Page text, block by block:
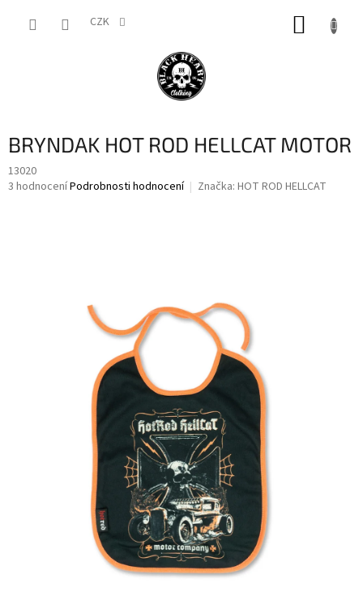
CZK
BRYNDAK HOT ROD HELLCAT MOTOR
13020
Průměrné
3 hodnoceníPodrobnosti hodnocení Značka: HOT ROD HELLCAT